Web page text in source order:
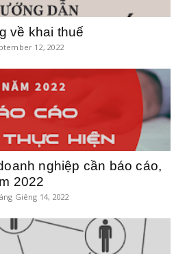
về khai thuế
12, 2022
nghiệp cần báo cáo,
2022
Giêng 14, 2022